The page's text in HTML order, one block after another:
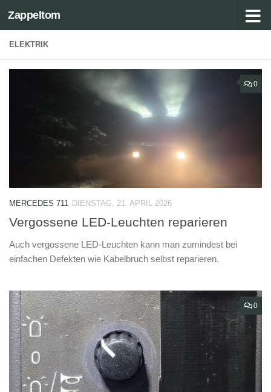
Zum Inhalt springen
Zappeltom
ELEKTRIK
0
MERCEDES 711 DIENSTAG, 21. APRIL 2026
Vergossene LED-Leuchten reparieren
Auch vergossene LED-Leuchten kann man zumindest bei
einfachen Defekten wie Kabelbruch selbst reparieren.
0